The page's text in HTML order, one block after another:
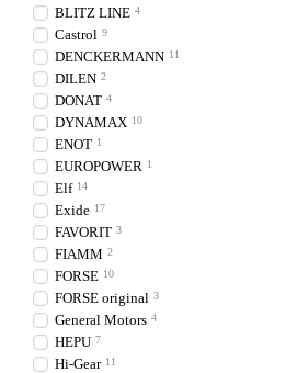
BLITZ LINE 4
Castrol 9
DENCKERMANN 11
DILEN 2
DONAT 4
DYNAMAX 10
ENOT 1
EUROPOWER 1
Elf 14
Exide 17
FAVORIT 3
FIAMM 2
FORSE 10
FORSE original 3
General Motors 4
HEPU 7
Hi-Gear 11